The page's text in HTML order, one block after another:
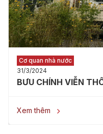
Cơ quan nhà nước
31/3/2024
BƯU CHÍNH VIỄN
Xem thêm 